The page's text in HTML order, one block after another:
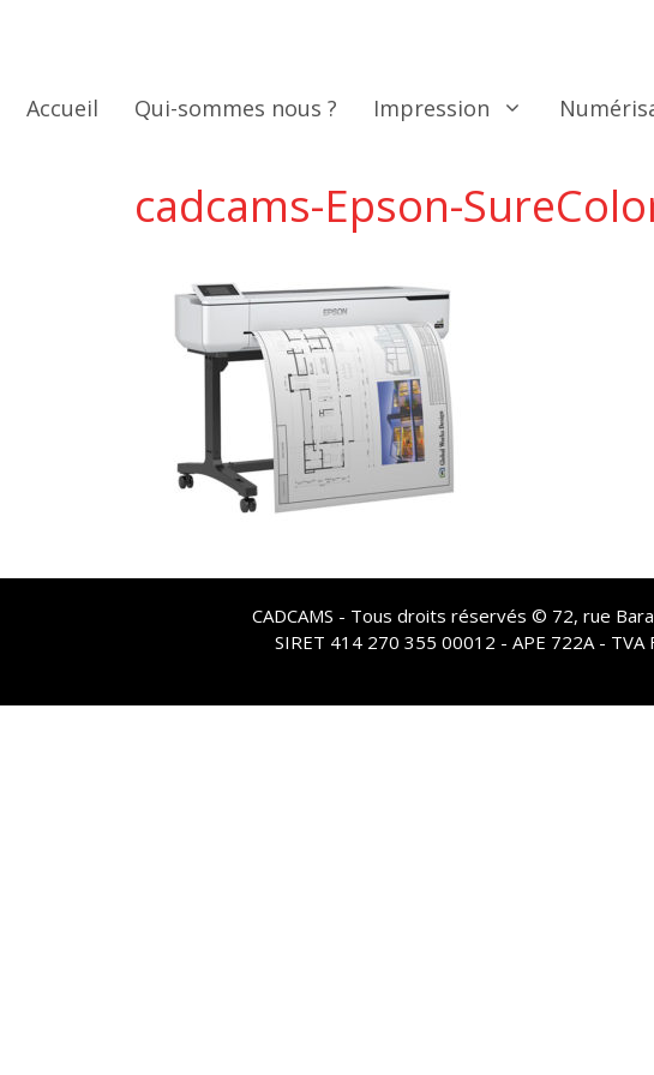
Accueil Qui-sommes nous ? Impression
cadcams-Epson-
CADCAMS - Tous droits réservés © 72, rue
SIRET 414 270 355 00012 - APE 722A -